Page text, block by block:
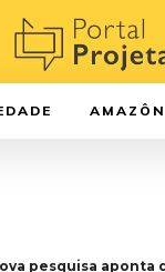
pesquisa aponta